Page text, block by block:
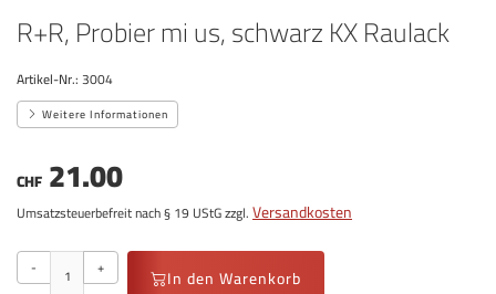
R+R, Probier mi us, schwarz KX Raulack
Artikel-Nr.:3004
Weitere Informationen
CHF 21.00
Umsatzsteuerbefreit nach § 19 UStG zzgl.Versandkosten
- + In den Warenkorb